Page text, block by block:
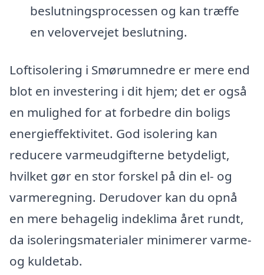
beslutningsprocessen og kan træffe
en velovervejet beslutning.
Loftisolering i Smørumnedre er mere end
blot en investering i dit hjem; det er også
en mulighed for at forbedre din boligs
energieffektivitet. God isolering kan
reducere varmeudgifterne betydeligt,
hvilket gør en stor forskel på din el- og
varmeregning. Derudover kan du opnå
en mere behagelig indeklima året rundt,
da isoleringsmaterialer minimerer varme-
og kuldetab.